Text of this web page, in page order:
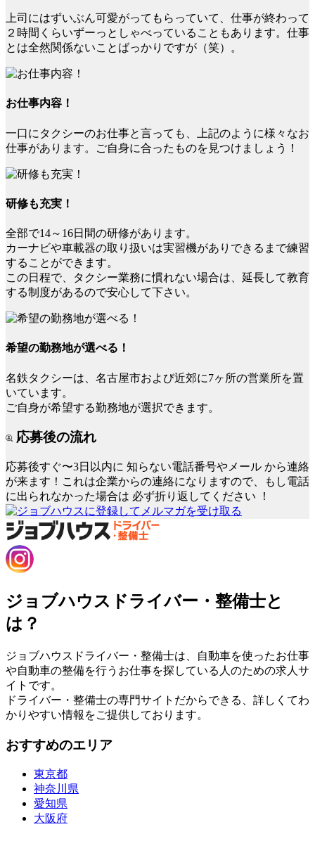
上司にはずいぶん可愛がってもらっていて、仕事が終わって
２時間くらいずーっとしゃべっていることもあります。仕事
とは全然関係ないことばっかりですが（笑）。
お仕事内容！
一口にタクシーのお仕事と言っても、上記のように様々なお
仕事があります。ご自身に合ったものを見つけましょう！
研修も充実！
全部で14～16日間の研修があります。
カーナビや車載器の取り扱いは実習機がありできるまで練習
することができます。
この日程で、タクシー業務に慣れない場合は、延長して教育
する制度があるので安心して下さい。
希望の勤務地が選べる！
名鉄タクシーは、名古屋市および近郊に7ヶ所の営業所を置
いています。
ご自身が希望する勤務地が選択できます。
応募後の流れ
応募後すぐ〜3日以内に 知らない電話番号やメール から連絡
が来ます！これは企業からの連絡になりますので、もし電話
に出られなかった場合は 必ず折り返してください ！
ジョブハウスドライバー・整備士と
は？
ジョブハウスドライバー・整備士は、自動車を使ったお仕事
や自動車の整備を行うお仕事を探している人のための求人サ
イトです。
ドライバー・整備士の専門サイトだからできる、詳しくてわ
かりやすい情報をご提供しております。
おすすめのエリア
東京都
神奈川県
愛知県
大阪府